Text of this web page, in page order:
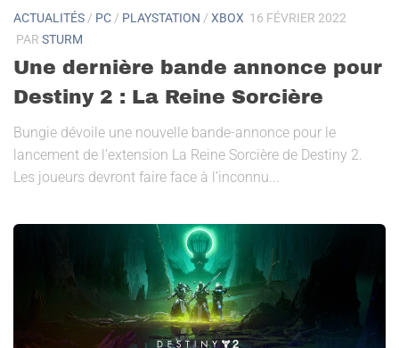
ACTUALITÉS / PC / PLAYSTATION / XBOX 16 FÉVRIER 2022
PAR STURM
Une dernière bande annonce pour
Destiny 2 : La Reine Sorcière
Bungie dévoile une nouvelle bande-annonce pour le
lancement de l’extension La Reine Sorcière de Destiny 2.
Les joueurs devront faire face à l’inconnu...